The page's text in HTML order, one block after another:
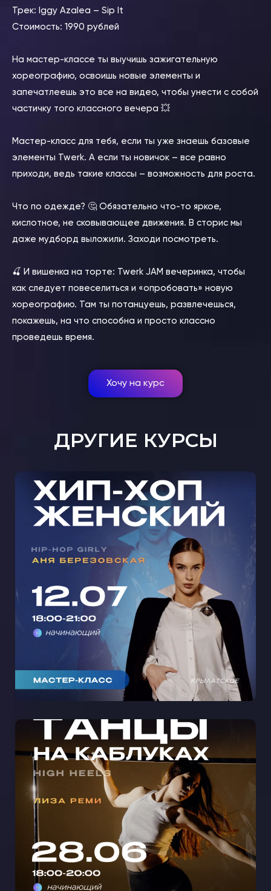
Трек: Iggy Azalea – Sip It
Стоимость: 1990 рублей
На мастер-классе ты выучишь зажигательную
хореографию, освоишь новые элементы и
запечатлеешь это все на видео, чтобы унести с собой
частичку того классного вечера 💥
Мастер-класс для тебя, если ты уже знаешь базовые
элементы Twerk. А если ты новичок – все равно
приходи, ведь такие классы – возможность для роста.
Что по одежде? 🤔 Обязательно что-то яркое,
кислотное, не сковывающее движения. В сторис мы
даже мудборд выложили. Заходи посмотреть.
🍒 И вишенка на торте: Twerk JAM вечеринка, чтобы
как следует повеселиться и «опробовать» новую
хореографию. Там ты потанцуешь, развлечешься,
покажешь, на что способна и просто классно
проведешь время.
Хочу на курс
ДРУГИЕ КУРСЫ
МАСТЕР-КЛАСС ЖЕНСКИЙ ХИП-
ХОП С АНЕЙ БЕРЕЗОВСКОЙ В
КРЫЛАТСКОМ 🩵
МАСТЕР-КЛАСС ТАНЦЫ НА
КАБЛУКАХ С ЛИЗОЙ РЕМИ В
КРЫЛАТСКОМ 🩵